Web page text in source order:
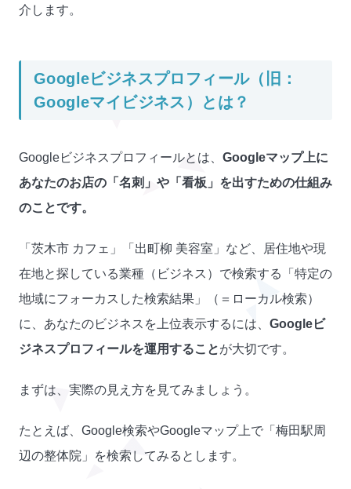
介します。
Googleビジネスプロフィール（旧：
Googleマイビジネス）とは？
Googleビジネスプロフィールとは、 Googleマップ上に
あなたのお店の「名刺」や「看板」を出すための仕組み
のことです。
「茨木市 カフェ」「出町柳 美容室」など、居住地や現
在地と探している業種（ビジネス）で検索する「特定の
地域にフォーカスした検索結果」（＝ローカル検索）
に、あなたのビジネスを上位表示するには、 Googleビ
ジネスプロフィールを運用することが大切です。
まずは、実際の見え方を見てみましょう。
たとえば、Google検索やGoogleマップ上で「梅田駅周
辺の整体院」を検索してみるとします。